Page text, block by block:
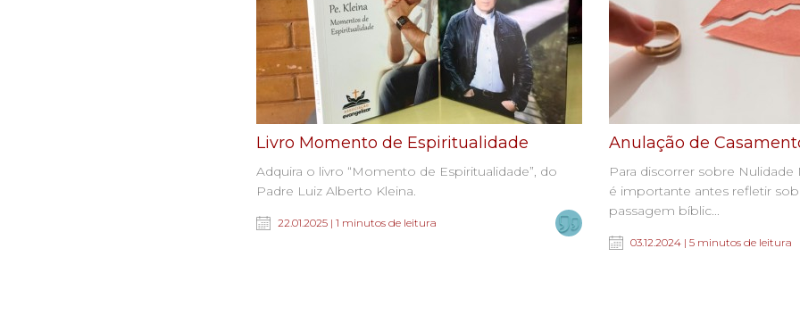
Livro Momento de Espiritualidade
Adquira o livro “Momento de Espiritualidade”, do
Padre Luiz Alberto Kleina.
22.01.2025 | 1 minutos de leitura
Anulação de
Para discorrer sobre
é importante antes refletir
passagem bíblic...
03.12.2024 | 5 minutos de leitura